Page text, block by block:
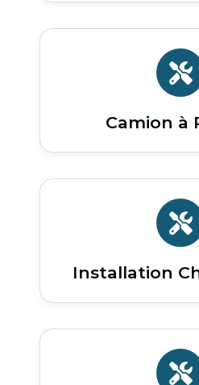
Camion à
Installation